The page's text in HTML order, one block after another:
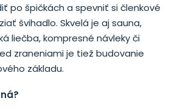
po špičkách a spevniť si členkové
švihadlo. Skvelá je aj sauna,
liečba, kompresné návleky či
zraneniami je tiež budovanie
základu.